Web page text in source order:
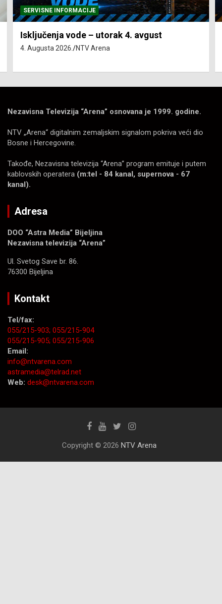
SERVISNE INFORMACIJE
Isključenja vode – utorak 4. avgust
4. Augusta 2026. NTV Arena
Nezavisna Televizija “Arena” osnovana je 1999. godine.
NTV „Arena“ digitalnim zemaljskim signalom pokriva veći dio
Bosne i Hercegovine.
Takođe, Nezavisna televizija “Arena” program emituje i putem
kablovskih operatera (m:tel - 84 kanal, supernova - 67
kanal).
Adresa
DOO “Astra Media” Bijeljina
Nezavisna televizija “Arena”
Ul. Svetog Save br. 86.
76300 Bijeljina
Kontakt
Tel/fax:
055/215-903; 055/215-904
055/215-905; 055/215-906
Email:
info@ntvarena.com
astramedia@telrad.net
Web: desk@ntvarena.com
Copyright © 2026 NTV Arena